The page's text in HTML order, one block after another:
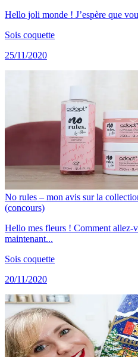
Hello joli monde ! J’espère que
Sois coquette
25/11/2020
No rules – mon avis sur la
(concours)
Hello mes fleurs ! Comment allez-
maintenant...
Sois coquette
20/11/2020